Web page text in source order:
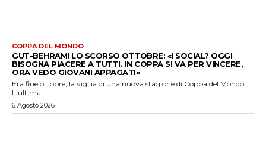
COPPA DEL MONDO
GUT-BEHRAMI LO SCORSO OTTOBRE: «I SOCIAL? OGGI
BISOGNA PIACERE A TUTTI. IN COPPA SI VA PER VINCERE,
ORA VEDO GIOVANI APPAGATI»
Era fine ottobre, la vigilia di una nuova stagione di Coppa del Mondo.
L'ultima...
6 Agosto 2026